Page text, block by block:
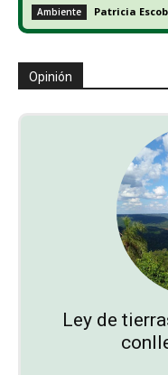
Ambiente Patricia
Opinión
Ley de